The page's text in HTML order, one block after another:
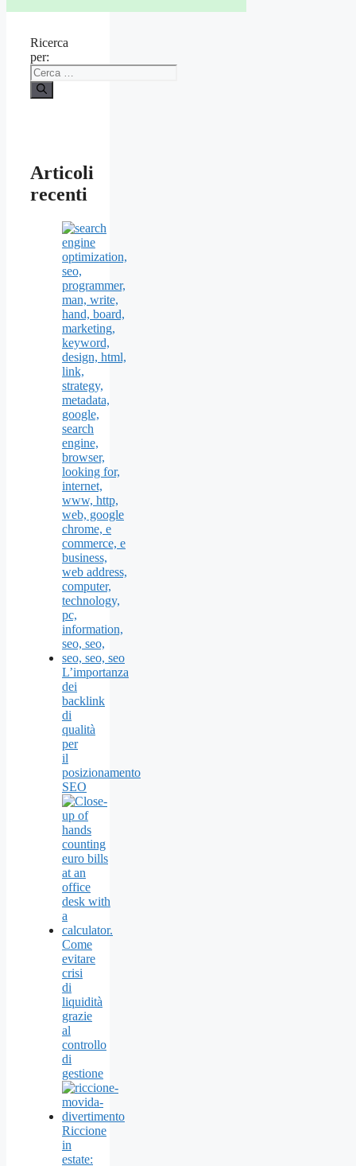
Ricerca
per:
Articoli
recenti
L’importanza
dei
backlink
di
qualità
per
il
posizionamento
SEO
Come
evitare
crisi
di
liquidità
grazie
al
controllo
di
gestione
Riccione
in
estate: